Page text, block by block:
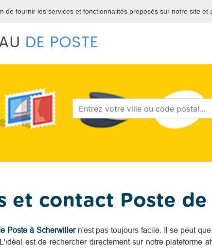
LES VILLES DE FRANCE
et contact Poste
Poste à Scherwillern'est pas toujours facile. Il se peut
est de rechercher directement sur notre plateforme
de fournir les services et fonctionnalités proposés sur notre site